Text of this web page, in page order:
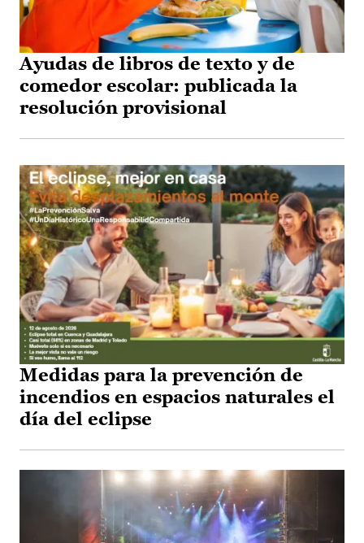
Ayudas de libros de texto y de
comedor escolar: publicada la
resolución provisional
Medidas para la prevención de
incendios en espacios naturales el
día del eclipse